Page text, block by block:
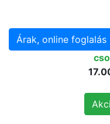
Árak, online foglalás